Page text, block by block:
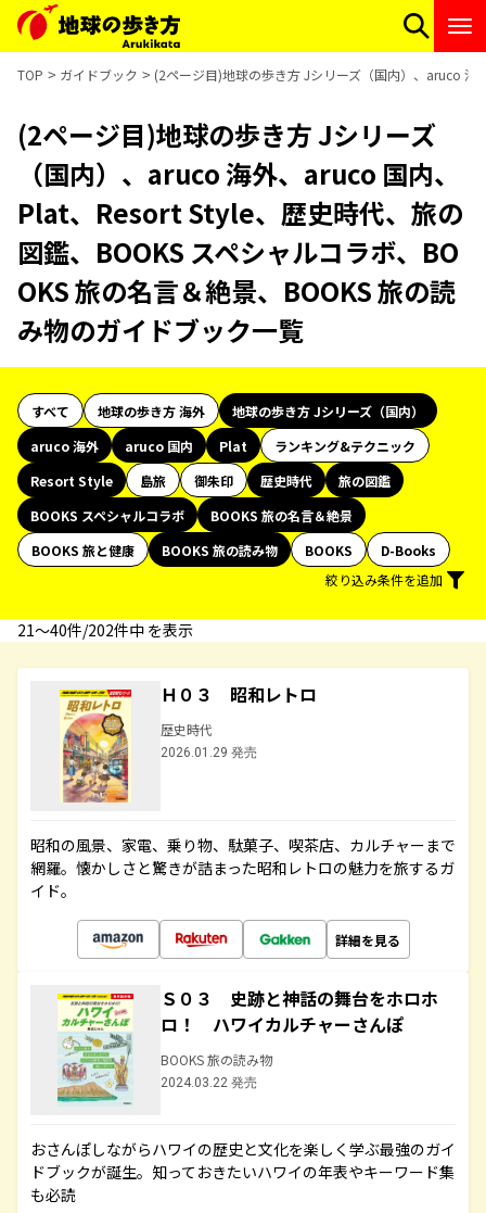
TOP ガイドブック (2ページ目)地球の歩き方 Jシリーズ（国内）、aruco 海
(2ページ目)地球の歩き方 Jシリーズ
（国内）、aruco 海外、aruco 国内、
Plat、Resort Style、歴史時代、旅の
図鑑、BOOKS スペシャルコラボ、BO
OKS 旅の名言＆絶景、BOOKS 旅の読
み物のガイドブック一覧
すべて 地球の歩き方 海外
地球の歩き方 Jシリーズ（国内）
aruco 海外
aruco 国内 Plat
ランキング&テクニック
Resort Style
島旅 御朱印 歴史時代
旅の図鑑
BOOKS スペシャルコラボ
BOOKS 旅の名言＆絶景
BOOKS 旅と健康
BOOKS 旅の読み物 BOOKS
D-Books
絞り込み条件を追加
21〜40件/202件中 を表示
Ｈ０３ 昭和レトロ
歴史時代
2026.01.29 発売
昭和の風景、家電、乗り物、駄菓子、喫茶店、カルチャーまで
網羅。懐かしさと驚きが詰まった昭和レトロの魅力を旅するガ
イド。
詳細を見る
Ｓ０３ 史跡と神話の舞台をホロホ
ロ！ ハワイカルチャーさんぽ
BOOKS 旅の読み物
2024.03.22 発売
おさんぽしながらハワイの歴史と文化を楽しく学ぶ最強のガイ
ドブックが誕生。知っておきたいハワイの年表やキーワード集
も必読